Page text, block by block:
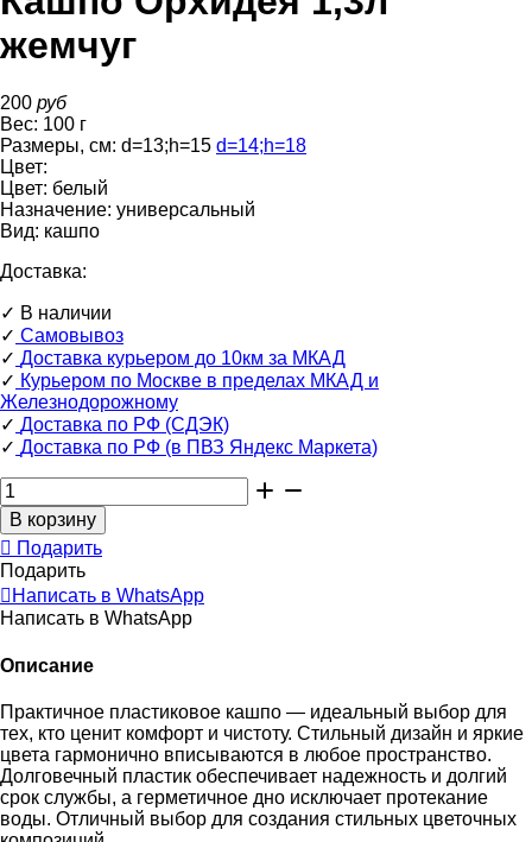
жемчуг
200 руб
Вес: 100 г
Размеры, см: d=13;h=15 d=14;h=18
Цвет:
Цвет: белый
Назначение: универсальный
Вид: кашпо
Доставка:
✓ В наличии
✓ Самовывоз
✓ Доставка курьером до 10км за МКАД
✓ Курьером по Москве в пределах МКАД и
Железнодорожному
✓ Доставка по РФ (СДЭК)
✓ Доставка по РФ (в ПВЗ Яндекс Маркета)
Подарить
Подарить
Написать в WhatsApp
Написать в WhatsApp
Описание
Практичное пластиковое кашпо — идеальный выбор для
тех, кто ценит комфорт и чистоту. Стильный дизайн и яркие
цвета гармонично вписываются в любое пространство.
Долговечный пластик обеспечивает надежность и долгий
срок службы, а герметичное дно исключает протекание
воды. Отличный выбор для создания стильных цветочных